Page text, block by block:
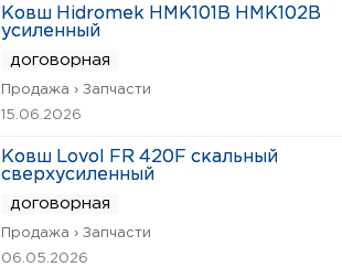
Ковш Hidromek HMK101B HMK102B
усиленный
договорная
Продажа › Запчасти
15.06.2026
Ковш Lovol FR 420F скальный
сверхусиленный
договорная
Продажа › Запчасти
06.05.2026